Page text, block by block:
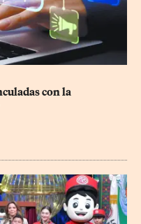
con la